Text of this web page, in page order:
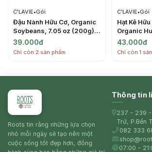
C'LAVIE•Gói
Đậu Nành Hữu Cơ, Organic
Soybeans, 7.05 oz (200g) -
C'LAVIE
39.000đ
Chỉ còn 2 sản phẩm
C'LAVIE•Gói
Hạt Kê
Organic
oz (200g) -
43.000đ
Chỉ còn 1
Roots tin rằng những lựa chọn
nhỏ mỗi ngày sẽ tạo nên một
cuộc sống tốt đẹp hơn, đồng
Thông tin
237 - 239 -
Trứ, P.Bến
082 333
07:00 -